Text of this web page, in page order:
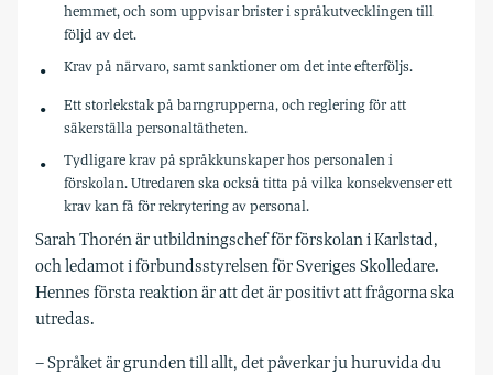
hemmet, och som uppvisar brister i språkutvecklingen till
följd av det.
Krav på närvaro, samt sanktioner om det inte efterföljs.
Ett storlekstak på barngrupperna, och reglering för att
säkerställa personaltätheten.
Tydligare krav på språkkunskaper hos personalen i
förskolan. Utredaren ska också titta på vilka konsekvenser ett
krav kan få för rekrytering av personal.
Sarah Thorén är utbildningschef för förskolan i Karlstad,
och ledamot i förbundsstyrelsen för Sveriges Skolledare.
Hennes första reaktion är att det är positivt att frågorna ska
utredas.
– Språket är grunden till allt, det påverkar ju huruvida du